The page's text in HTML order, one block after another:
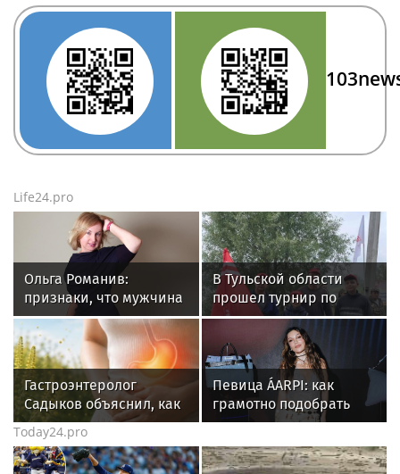
Life24.pro
Ольга Романив:
признаки, что мужчина
скоро сделает
предложение
В Тульской области
прошел турнир по
рыбной ловле среди
железнодорожников
Гастроэнтеролог
Садыков объяснил, как
амброзия может влиять
на ЖКТ
Певица ÁARPI: как
грамотно подобрать
гардероб для
Today24.pro